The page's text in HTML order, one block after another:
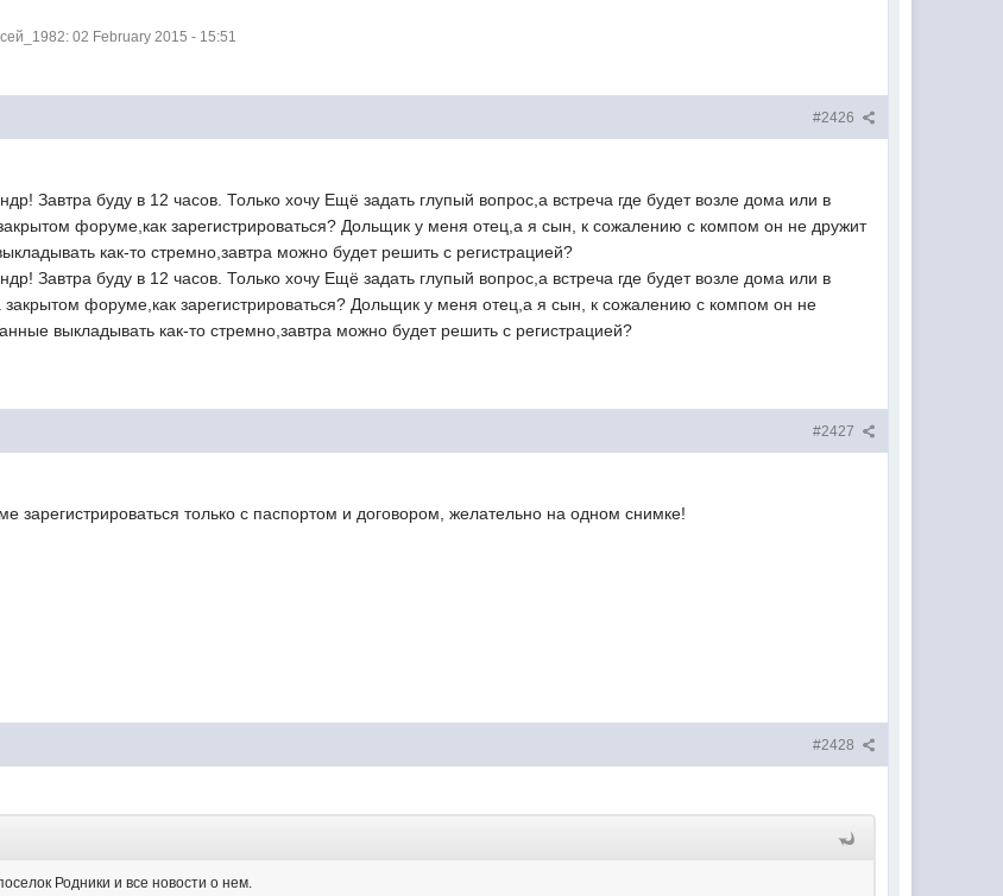
02 February 2015 - 15:51
#2426
Завтра буду в 12 часов. Только хочу Ещё задать глупый вопрос,а встреча где будет возле дома или в
форуме,как зарегистрироваться? Дольщик у меня отец,а я сын, к сожалению с компом он не дружит
как-то стремно,завтра можно будет решить с регистрацией?
Завтра буду в 12 часов. Только хочу Ещё задать глупый вопрос,а встреча где будет возле дома или в
форуме,как зарегистрироваться? Дольщик у меня отец,а я сын, к сожалению с компом он не
выкладывать как-то стремно,завтра можно будет решить с регистрацией?
#2427
зарегистрироваться только с паспортом и договором, желательно на одном снимке!
#2428
Родники и все новости о нем.